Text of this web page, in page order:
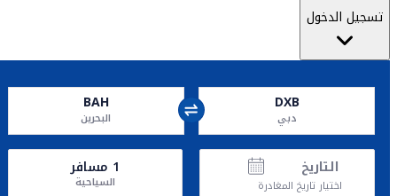
تسجيل الدخول
DXB
دبي
BAH
البحرين
التاريخ
اختيار تاريخ المغادرة
1 مسافر
السياحية